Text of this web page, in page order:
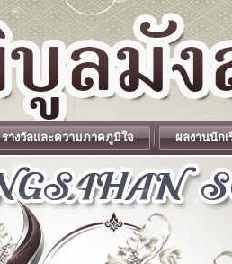
รางวัลและความภาคภูมิใจ ผลงานนักเ